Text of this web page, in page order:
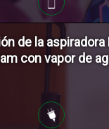
de la aspiradora
con vapor de